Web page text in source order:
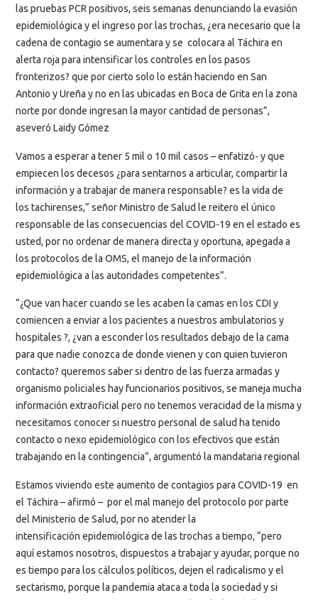
las pruebas PCR positivos, seis semanas denunciando la evasión
epidemiológica y el ingreso por las trochas, ¿era necesario que la
cadena de contagio se aumentara y se colocara al Táchira en
alerta roja para intensificar los controles en los pasos
fronterizos? que por cierto solo lo están haciendo en San
Antonio y Ureña y no en las ubicadas en Boca de Grita en la zona
norte por donde ingresan la mayor cantidad de personas”,
aseveró Laidy Gómez
Vamos a esperar a tener 5 mil o 10 mil casos – enfatizó- y que
empiecen los decesos ¿para sentarnos a articular, compartir la
información y a trabajar de manera responsable? es la vida de
los tachirenses,” señor Ministro de Salud le reitero el único
responsable de las consecuencias del COVID-19 en el estado es
usted, por no ordenar de manera directa y oportuna, apegada a
los protocolos de la OMS, el manejo de la información
epidemiológica a las autoridades competentes”.
“¿Que van hacer cuando se les acaben la camas en los CDI y
comiencen a enviar a los pacientes a nuestros ambulatorios y
hospitales ?, ¿van a esconder los resultados debajo de la cama
para que nadie conozca de donde vienen y con quien tuvieron
contacto? queremos saber si dentro de las fuerza armadas y
organismo policiales hay funcionarios positivos, se maneja mucha
información extraoficial pero no tenemos veracidad de la misma y
necesitamos conocer si nuestro personal de salud ha tenido
contacto o nexo epidemiológico con los efectivos que están
trabajando en la contingencia”, argumentó la mandataria regional
Estamos viviendo este aumento de contagios para COVID-19 en
el Táchira – afirmó – por el mal manejo del protocolo por parte
del Ministerio de Salud, por no atender la
intensificación epidemiológica de las trochas a tiempo, “pero
aquí estamos nosotros, dispuestos a trabajar y ayudar, porque no
es tiempo para los cálculos políticos, dejen el radicalismo y el
sectarismo, porque la pandemia ataca a toda la sociedad y si